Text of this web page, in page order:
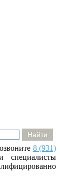
8 (931)